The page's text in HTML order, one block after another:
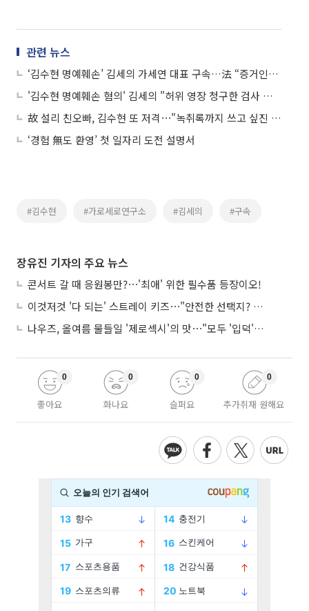
관련 뉴스
‘김수현 명예훼손’ 김세의 가세연 대표 구속…法 “증거인멸·도망 염려”
'김수현 명예훼손 혐의' 김세의 "허위 영장 청구한 검사 고소할 것"
故 설리 친오빠, 김수현 또 저격⋯"녹취록까지 쓰고 싶진 않아"
‘경험 無도 환영’ 첫 일자리 도전 설명서
#김수현 #가로세로연구소 #김세의 #구속
장유진 기자의 주요 뉴스
콘서트 갈 때 응원봉만?⋯'최애' 위한 필수품 등장이오!
이것저것 '다 되는' 스트레이 키즈⋯"안전한 선택지? 도전이 재밌죠"
나우즈, 올여름 물들일 '제로섹시'의 맛⋯"모두 '입덕'시킬 것"
좋아요
0
화나요
0
슬퍼요
0
추가취재 원해요
0